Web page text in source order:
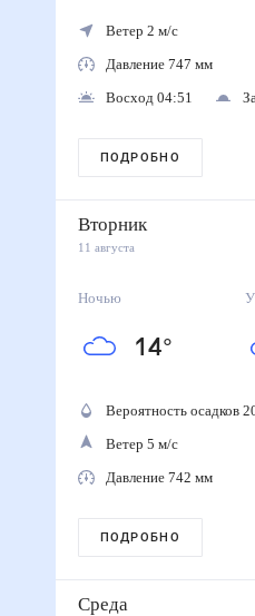
Ветер 2 м/с
Давление 747 мм
Восход 04:51
ПОДРОБНО
Вторник
11 августа
Ночью
14°
Вероятность осадков
Ветер 5 м/с
Давление 742 мм
ПОДРОБНО
Среда